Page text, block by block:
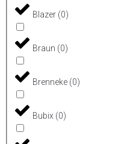
Blazer (0)
Braun (0)
Brenneke (0)
Bubix (0)